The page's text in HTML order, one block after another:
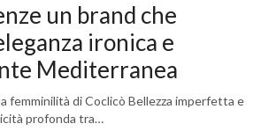
un brand che
ironica e
Mediterranea
femminilità di Coclicò Bellezza imperfetta e
profonda tra…